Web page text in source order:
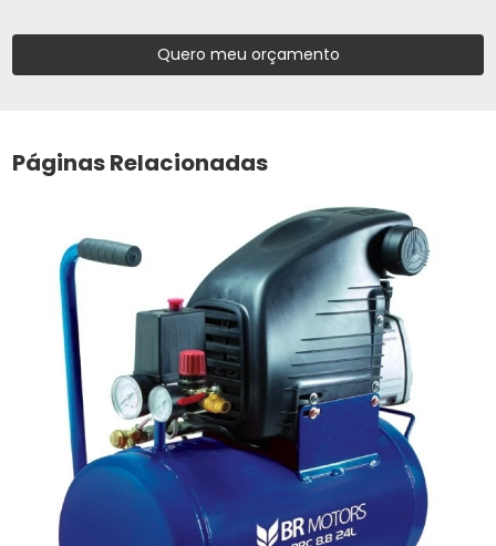
Quero meu orçamento
Páginas Relacionadas